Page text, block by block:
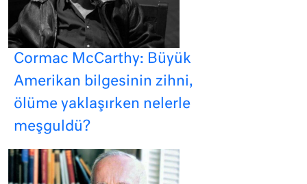
Cormac McCarthy: Büyük
Amerikan bilgesinin zihni,
ölüme yaklaşırken nelerle
meşguldü?